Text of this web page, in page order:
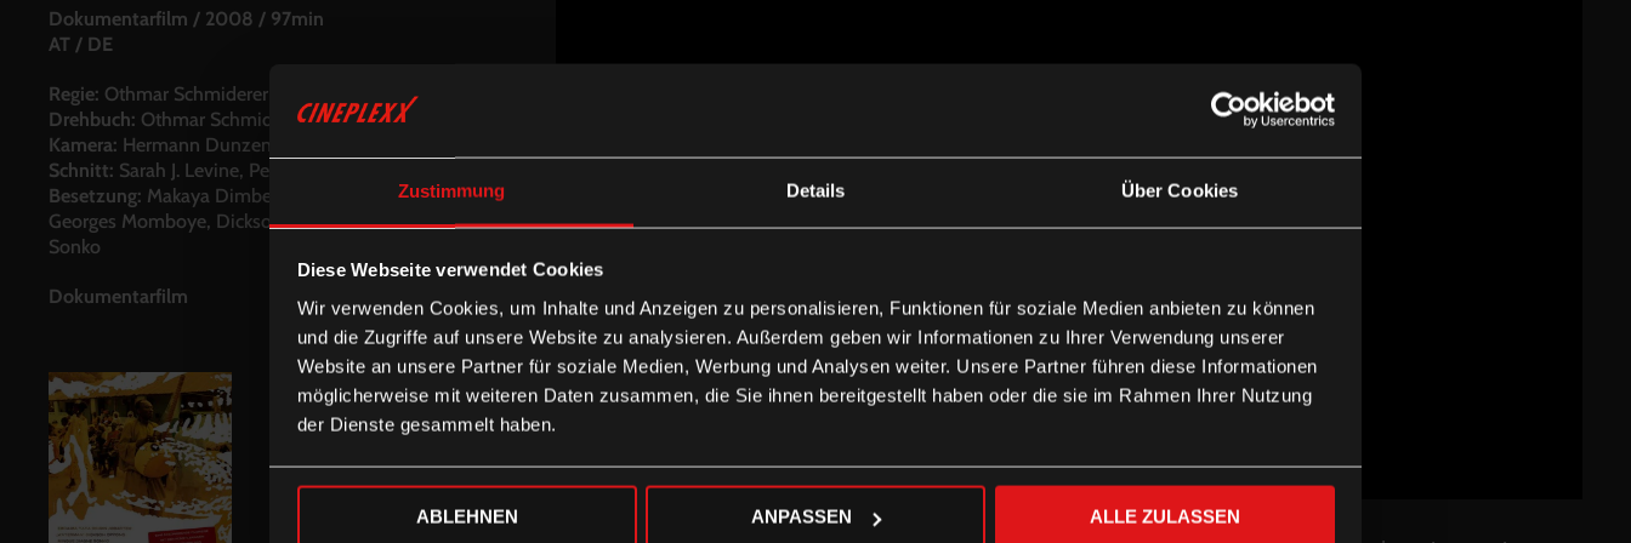
Zustimmung Details Über Cookies
Diese Webseite verwendet Cookies
Wir verwenden Cookies, um Inhalte und Anzeigen zu personalisieren, Funktionen für soziale Medien anbieten zu können
und die Zugriffe auf unsere Website zu analysieren. Außerdem geben wir Informationen zu Ihrer Verwendung unserer
Website an unsere Partner für soziale Medien, Werbung und Analysen weiter. Unsere Partner führen diese Informationen
möglicherweise mit weiteren Daten zusammen, die Sie ihnen bereitgestellt haben oder die sie im Rahmen Ihrer Nutzung
der Dienste gesammelt haben.
ABLEHNEN ANPASSEN ALLE ZULASSEN
Dokumentarfilm / 2008 / 97min
AT / DE
Regie: Othmar Schmiderer
Drehbuch: Othmar Schmiderer
Kamera: Hermann Dunzendorfer
Schnitt: Sarah J. Levine, Peter Przygodda
Besetzung: Makaya Dimbelolo, Ebraima Tata Dindin,
Georges Momboye, Dickson Oppong, Mingue Diagne
Sonko
Dokumentarfilm